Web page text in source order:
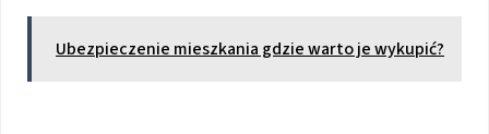
Ubezpieczenie mieszkania gdzie warto je wykupić?